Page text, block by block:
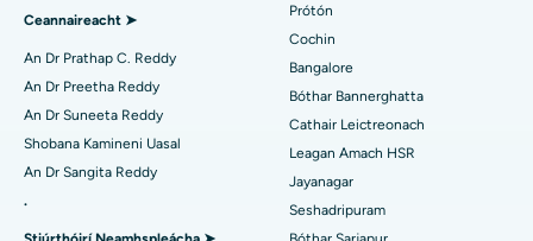
Aimsigh Diaibéiteolaí
Aimsigh Gínéiceolaí
An tOspidéal is Fearr i Kanpur Road, Lucknow
An tOspidéal is Fearr in Earnáil-26, Noida
An tOspidéal is Fearr i Gandhinagar, Ahmedabad
An tOspidéal is Fearr in Aragonda, Andhra Pradesh
Máinliacht Chairdiach Íosta Ionrach
Ablation Catheter
Athsholáthar Ghualainn Droim ar Ais
Ceannaireacht ➤
An Dr Prathap C. Reddy
An Dr Preetha Reddy
An Dr Suneeta Reddy
Shobana Kamineni Uasal
An Dr Sangita Reddy
.
Prótón
Cochin
Bangalore
Bóthar Bannerghatta
Cathair Leictreonach
Leagan Amach HSR
Jayanagar
Seshadripuram